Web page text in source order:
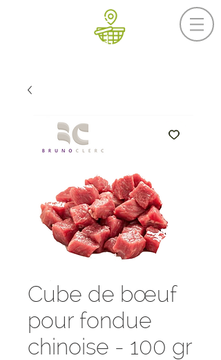
Prochaine livraison
Mercredi 19 août
Cube de bœuf
pour fondue
chinoise - 100 gr